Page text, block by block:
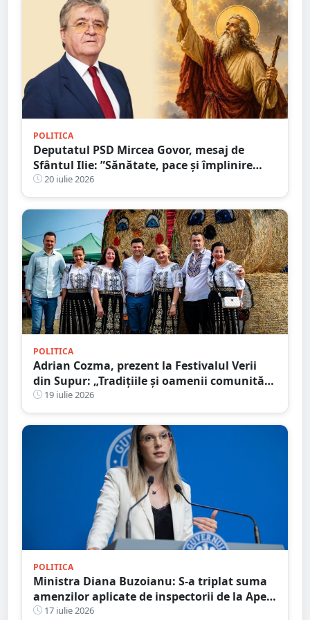
POLITICA
Deputatul PSD Mircea Govor, mesaj de
Sfântul Ilie: ”Sănătate, pace și împlinire
tuturor celor care sărbătoresc această zi”
20 iulie 2026
POLITICA
Adrian Cozma, prezent la Festivalul Verii
din Supur: „Tradițiile și oamenii comunității
dau identitate locurilor în care trăim”
19 iulie 2026
POLITICA
Ministra Diana Buzoianu: S-a triplat suma
amenzilor aplicate de inspectorii de la Apele
Române
17 iulie 2026